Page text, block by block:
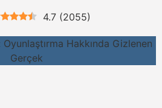
4.7 (2055)